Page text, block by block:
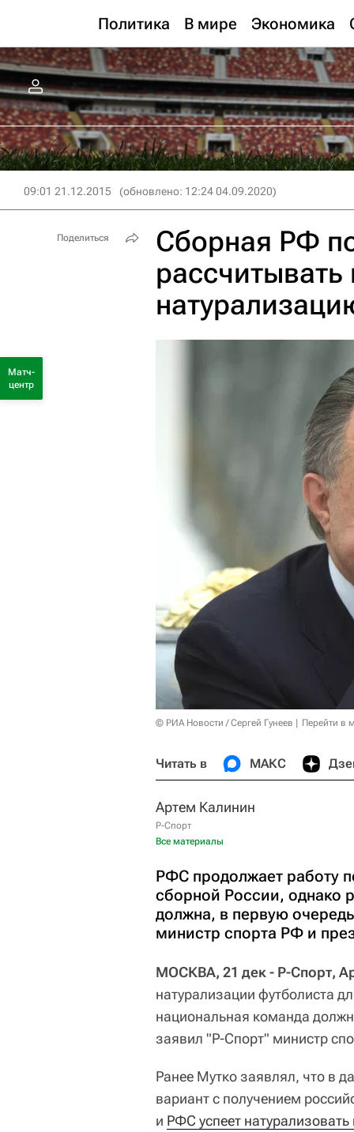
Политика В мире Экономика
09:01 21.12.2015 (обновлено: 12:24 04.09.2020)
Сборная РФ
© РИА Новости / Сергей Гунеев Перейти в
Читать в МАКС
Артем Калинин
Р-Спорт
Все материалы
РФС продолжает работу
сборной России, однако
должна, в первую
министр спорта РФ и
МОСКВА, 21 дек - Р-Спорт,
натурализации футболиста
национальная команда
заявил "Р-Спорт" министр
Ранее Мутко заявлял, что в
вариант с получением
и РФС успеет
Поделиться
Матч-
центр